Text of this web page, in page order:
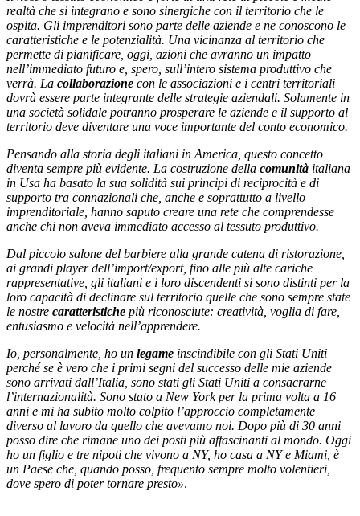
realtà che si integrano e sono sinergiche con il territorio che le
ospita. Gli imprenditori sono parte delle aziende e ne conoscono le
caratteristiche e le potenzialità. Una vicinanza al territorio che
permette di pianificare, oggi, azioni che avranno un impatto
nell’immediato futuro e, spero, sull’intero sistema produttivo che
verrà. La collaborazione con le associazioni e i centri territoriali
dovrà essere parte integrante delle strategie aziendali. Solamente in
una società solidale potranno prosperare le aziende e il supporto al
territorio deve diventare una voce importante del conto economico.
Pensando alla storia degli italiani in America, questo concetto
diventa sempre più evidente. La costruzione della comunità italiana
in Usa ha basato la sua solidità sui principi di reciprocità e di
supporto tra connazionali che, anche e soprattutto a livello
imprenditoriale, hanno saputo creare una rete che comprendesse
anche chi non aveva immediato accesso al tessuto produttivo.
Dal piccolo salone del barbiere alla grande catena di ristorazione,
ai grandi player dell’import/export, fino alle più alte cariche
rappresentative, gli italiani e i loro discendenti si sono distinti per la
loro capacità di declinare sul territorio quelle che sono sempre state
le nostre caratteristiche più riconosciute: creatività, voglia di fare,
entusiasmo e velocità nell’apprendere.
Io, personalmente, ho un legame inscindibile con gli Stati Uniti
perché se è vero che i primi segni del successo delle mie aziende
sono arrivati dall’Italia, sono stati gli Stati Uniti a consacrarne
l’internazionalità. Sono stato a New York per la prima volta a 16
anni e mi ha subito molto colpito l’approccio completamente
diverso al lavoro da quello che avevamo noi. Dopo più di 30 anni
posso dire che rimane uno dei posti più affascinanti al mondo. Oggi
ho un figlio e tre nipoti che vivono a NY, ho casa a NY e Miami, è
un Paese che, quando posso, frequento sempre molto volentieri,
dove spero di poter tornare presto».